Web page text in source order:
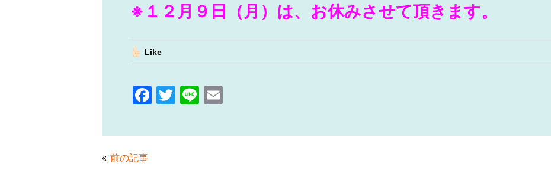
※１２月９日（月）は、お休みさせて頂きます。
Like
F
c
T
itt
Li
e ai
« 前の記事